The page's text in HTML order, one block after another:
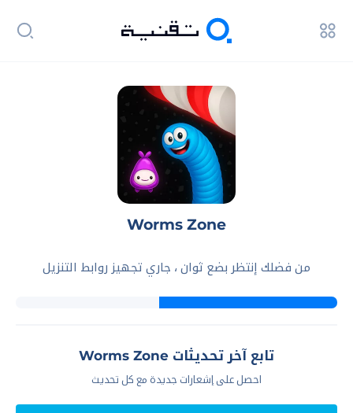
Worms Zone
من فضلك إنتظر بضع ثوان ، جاري تجهيز روابط التنزيل
تابع آخر تحديثات Worms Zone
احصل على إشعارات جديدة مع كل تحديث